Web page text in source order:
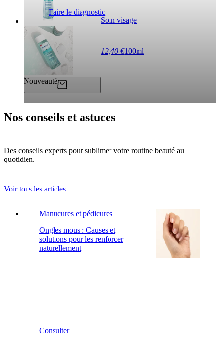
Faire le diagnostic
Nouveauté
Soin visage
12,40 €100ml
Nos conseils et astuces
Des conseils experts pour sublimer votre routine beauté au
quotidien.
Voir tous les articles
Manucures et pédicures
Ongles mous : Causes et
solutions pour les renforcer
naturellement
Consulter